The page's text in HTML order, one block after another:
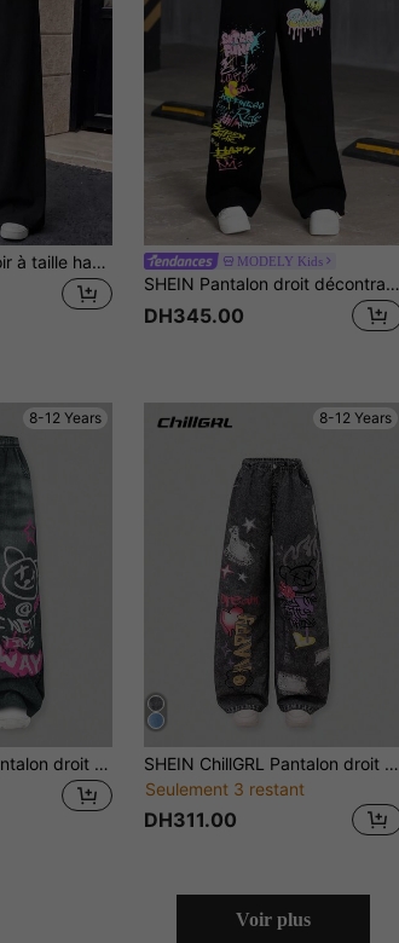
SHEIN Pantalon noir à taille haute et jambes larges pour préadolescentes, streetwear décontracté, à la mode et confortable, convient pour le port quotidien et la rentrée scolaire en automne MODELY Kids
SHEIN Pantalon droit décontracté et polyvalent avec imprimé graffiti pour préadolescentes
DH345.00
8-12 Years
SHEIN ChillGRL Pantalon droit pour fille préadolescente avec imprimé ours de dessin animé et lettres graffiti
8-12 Years
SHEIN ChillGRL Pantalon droit décontracté avec graphique de lettre tissé pour préadolescentes
Seulement 3 restant
DH311.00
Voir plus